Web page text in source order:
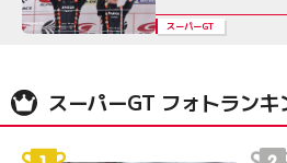
スーパーGT
スーパーGT フォトランキ